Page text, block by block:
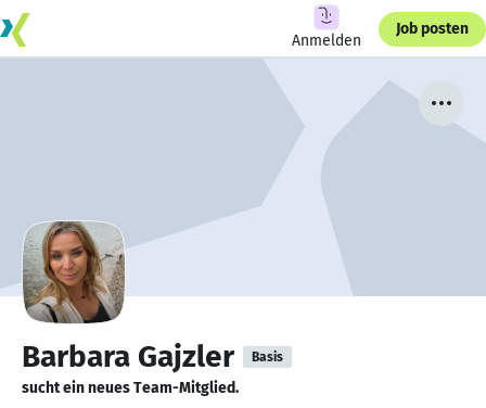
Anmelden
Job posten
Barbara Gajzler Basis
sucht ein neues Team-Mitglied.